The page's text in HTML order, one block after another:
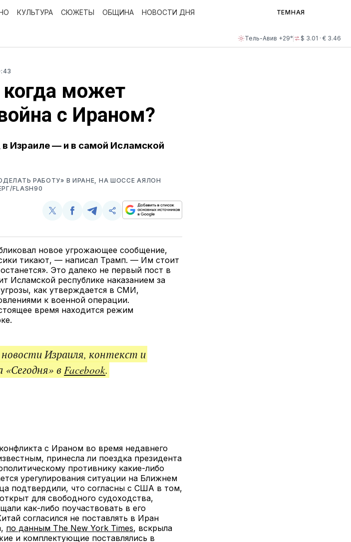
Тель-Авив +29° $ 3.01 · € 3.46
КУЛЬТУРА СЮЖЕТЫ ОБЩИНА НОВОСТИ ДНЯ ТЕМНАЯ
может
с Ираном?
Израиле — и в самой Исламской
РАБОТУ» В ИРАНЕ, НА ШОССЕ АЯЛОН
FLASH90
Поделиться
Twitter
Поделиться
Facebook
Поделиться
Telegram
Скопируйте
поделитесь
ссылкой
новое угрожающее сообщение,
тикают, — написал Трамп. — Им стоит
Это далеко не первый пост в
Исламской республике наказанием за
как утверждается в СМИ,
к военной операции.
время находится режим
Израиля, контекст и
«Сегодня» вFacebook.
с Ираном во время недавнего
принесла ли поездка президента
противнику какие-либо
урегулирования ситуации на Ближнем
подтвердили, что согласны с США в том,
для свободного судоходства,
как-либо поучаствовать в его
согласился не поставлять в Иран
по данным The New York Times, вскрыла
и комплектующие поставлялись в